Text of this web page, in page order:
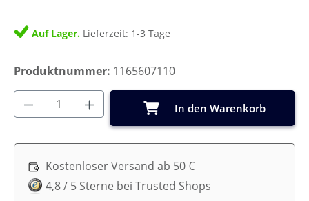
Auf Lager. Lieferzeit: 1-3 Tage
Produktnummer: 1165607110
Produkt Anzahl: Gib den gewünschten
In den Warenkorb
Kostenloser Versand ab 50 €
4,8 / 5 Sterne bei Trusted Shops